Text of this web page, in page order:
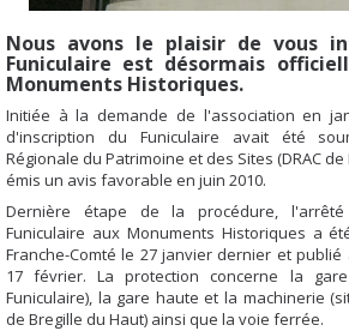
Nous avons le plaisir de vous
Funiculaire est désormais
Monuments Historiques.
Initiée à la demande de l'association en
d'inscription du Funiculaire avait été
Régionale du Patrimoine et des Sites (DRAC
émis un avis favorable en juin 2010.
Dernière étape de la procédure,
Funiculaire aux Monuments Historiques a
Franche-Comté le 27 janvier dernier et publié
17 février. La protection concerne la
Funiculaire), la gare haute et la machinerie
de Bregille du Haut) ainsi que la voie ferrée.